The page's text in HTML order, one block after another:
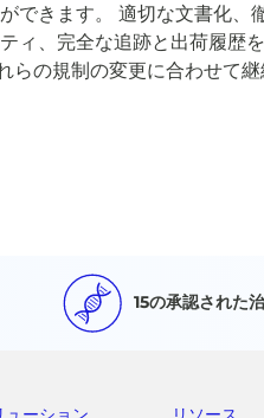
できます。 適切な文書化、
ィ、完全な追跡と出荷履歴
らの規制の変更に合わせて
15の承認された